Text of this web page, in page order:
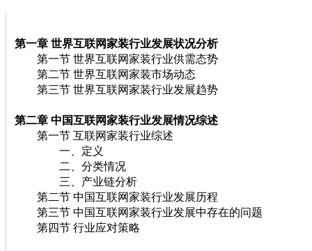
第一章 世界互联网家装行业发展状况分析
第一节 世界互联网家装行业供需态势
第二节 世界互联网家装市场动态
第三节 世界互联网家装行业发展趋势
第二章 中国互联网家装行业发展情况综述
第一节 互联网家装行业综述
一、定义
二、分类情况
三、产业链分析
第二节 中国互联网家装行业发展历程
第三节 中国互联网家装行业发展中存在的问题
第四节 行业应对策略